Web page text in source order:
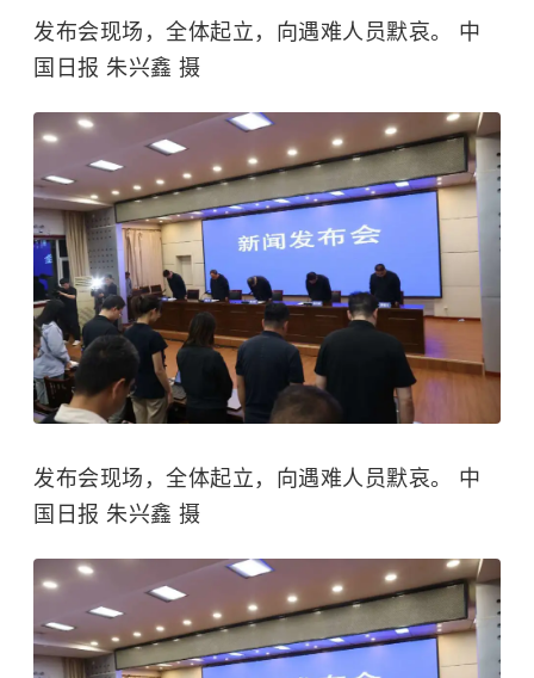
发布会现场，全体起立，向遇难人员默哀。 中
国日报 朱兴鑫 摄
发布会现场，全体起立，向遇难人员默哀。 中
国日报 朱兴鑫 摄